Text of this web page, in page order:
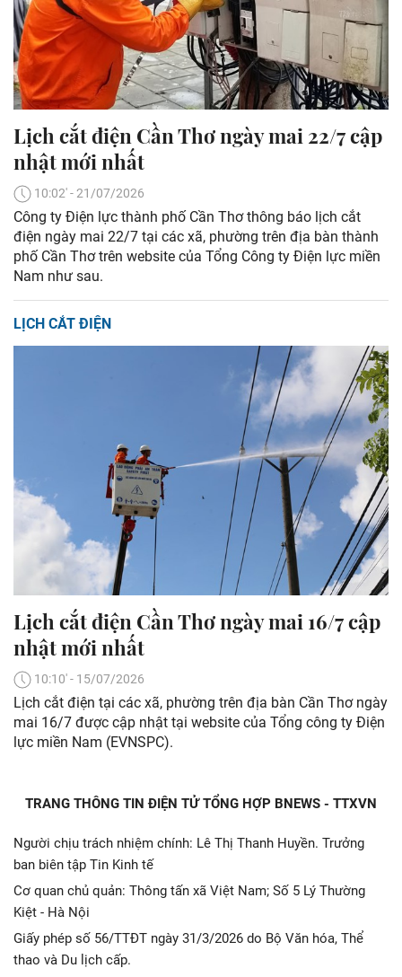
Lịch cắt điện Cần Thơ ngày mai 22/7 cập
nhật mới nhất
10:02' - 21/07/2026
Công ty Điện lực thành phố Cần Thơ thông báo lịch cắt
điện ngày mai 22/7 tại các xã, phường trên địa bàn thành
phố Cần Thơ trên website của Tổng Công ty Điện lực miền
Nam như sau.
LỊCH CẮT ĐIỆN
Lịch cắt điện Cần Thơ ngày mai 16/7 cập
nhật mới nhất
10:10' - 15/07/2026
Lịch cắt điện tại các xã, phường trên địa bàn Cần Thơ ngày
mai 16/7 được cập nhật tại website của Tổng công ty Điện
lực miền Nam (EVNSPC).
TRANG THÔNG TIN ĐIỆN TỬ TỔNG HỢP BNEWS - TTXVN
Người chịu trách nhiệm chính: Lê Thị Thanh Huyền. Trưởng
ban biên tập Tin Kinh tế
Cơ quan chủ quản: Thông tấn xã Việt Nam; Số 5 Lý Thường
Kiệt - Hà Nội
Giấy phép số 56/TTĐT ngày 31/3/2026 do Bộ Văn hóa, Thể
thao và Du lịch cấp.